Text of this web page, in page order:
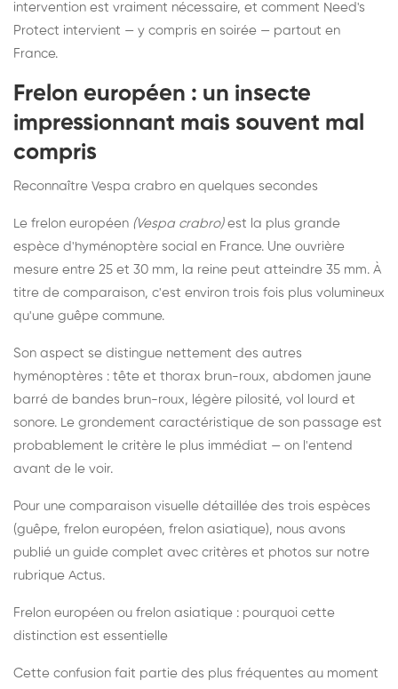
intervention est vraiment nécessaire, et comment Need's
Protect intervient — y compris en soirée — partout en
France.
Frelon européen : un insecte
impressionnant mais souvent mal
compris
Reconnaître Vespa crabro en quelques secondes
Le frelon européen (Vespa crabro)est la plus grande
espèce d'hyménoptère social en France. Une ouvrière
mesure entre 25 et 30 mm, la reine peut atteindre 35 mm. À
titre de comparaison, c'est environ trois fois plus volumineux
qu'une guêpe commune.
Son aspect se distingue nettement des autres
hyménoptères : tête et thorax brun-roux, abdomen jaune
barré de bandes brun-roux, légère pilosité, vol lourd et
sonore. Le grondement caractéristique de son passage est
probablement le critère le plus immédiat — on l'entend
avant de le voir.
Pour une comparaison visuelle détaillée des trois espèces
(guêpe, frelon européen, frelon asiatique), nous avons
publié un guide complet avec critères et photos sur notre
rubrique Actus.
Frelon européen ou frelon asiatique : pourquoi cette
distinction est essentielle
Cette confusion fait partie des plus fréquentes au moment